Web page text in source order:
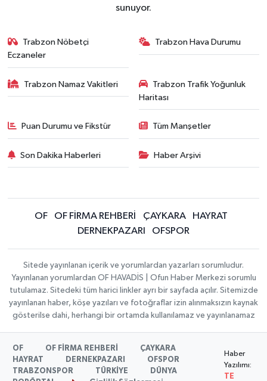
sunuyor.
Trabzon Nöbetçi
Eczaneler
Trabzon Hava Durumu
Trabzon Namaz Vakitleri
Trabzon Trafik Yoğunluk
Haritası
Puan Durumu ve Fikstür Tüm Manşetler
Son Dakika Haberleri Haber Arşivi
OF OF FİRMA REHBERİ ÇAYKARA
HAYRAT
DERNEKPAZARI
OFSPOR
Sitede yayınlanan içerik ve yorumlardan yazarları sorumludur.
Yayınlanan yorumlardan OF HAVADİS | Ofun Haber Merkezi sorumlu
tutulamaz. Sitedeki tüm harici linkler ayrı bir sayfada açılır. Sitemizde
yayınlanan haber, köşe yazıları ve fotoğraflar izin alınmaksızın kaynak
gösterilse dahi, herhangi bir ortamda kullanılamaz ve yayınlanamaz
OF OF FİRMA REHBERİ
ÇAYKARA
HAYRAT
DERNEKPAZARI
OFSPOR
TRABZONSPOR
TÜRKİYE
DÜNYA
Haber
Yazılımı:
TE